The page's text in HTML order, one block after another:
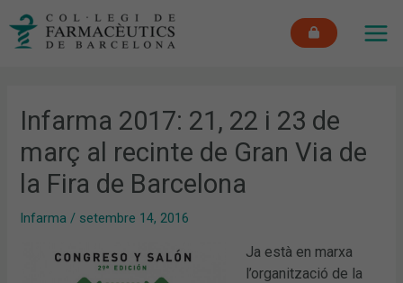
Infarma 2017: 21, 22 i 23 de
març al recinte de Gran Via de
la Fira de Barcelona
Infarma / setembre 14, 2016
Ja està en marxa
l’organització de la